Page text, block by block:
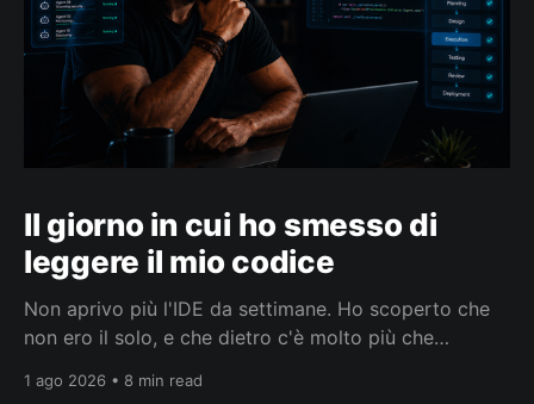
Il giorno in cui ho smesso di
leggere il mio codice
Non aprivo più l'IDE da settimane. Ho scoperto che
non ero il solo, e che dietro c'è molto più che
1 ago 2026 • 8 min read